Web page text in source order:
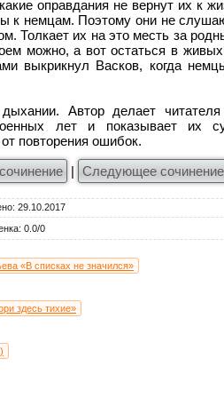
оправдания не вернут их к
к немцам. Поэтому они не
Толкает их на это месть за
можно, а вот остаться в
выкрикнул Васков, когда
Автор делает
лет и показывает их
повторения ошибок.
| Следующее сочинение
: 29.10.2017
: 0.0/0
«В списках не значился»
здесь тихие»